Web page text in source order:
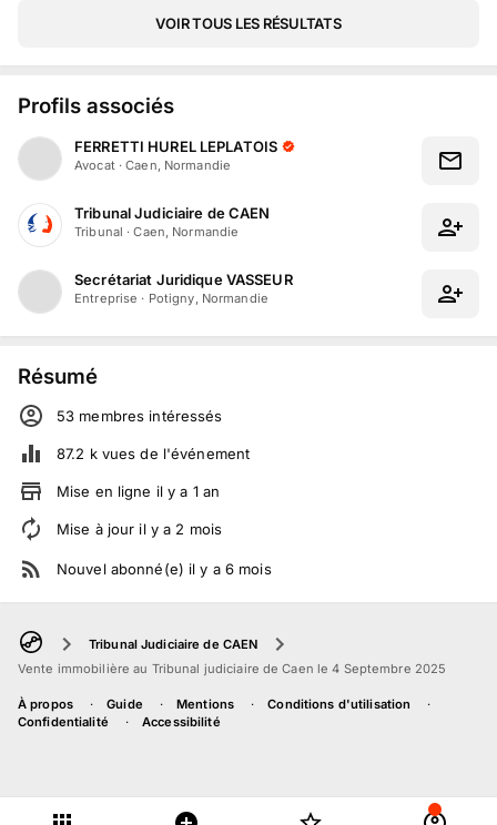
VOIR TOUS LES RÉSULTATS
Profils associés
FERRETTI HUREL LEPLATOIS
Avocat·Caen, Normandie
Tribunal Judiciaire de CAEN
Tribunal ·Caen, Normandie
Secrétariat Juridique VASSEUR
Entreprise · Potigny, Normandie
Résumé
53 membres intéressés
87.2 kvues de l'événement
Mise en ligne il y a 1 an
Mise à jour il y a 2 mois
Nouvel abonné(e) il y a 6 mois
Tribunal Judiciaire de CAEN
Vente immobilière au Tribunal judiciaire de Caen le 4 Septembre 2025
À propos Guide Mentions
Conditions d'utilisation
Confidentialité
Accessibilité